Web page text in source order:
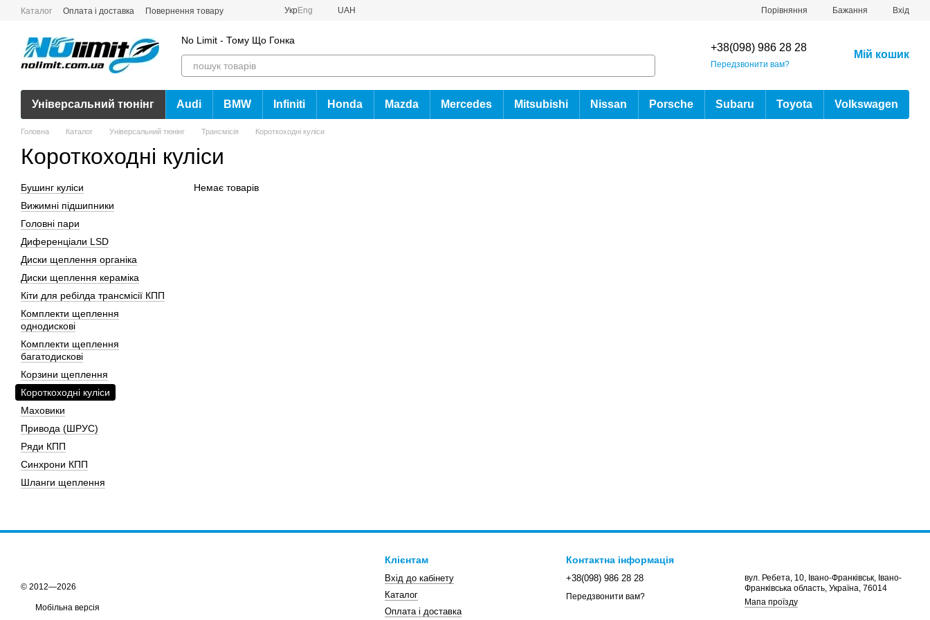
Перейти до основного контенту
Каталог Оплата і доставка Повернення товару УкрEng UAH Порівняння Бажання Вхід
No Limit - Тому Що Гонка
+38(098) 986 28 28
Передзвонити вам?
Мій кошик
Універсальний тюнінг Audi BMW Infiniti Honda Mazda Mercedes Mitsubishi Nissan Porsche Subaru Toyota Volkswagen
Головна Каталог Універсальний тюнінг Трансмісія Короткоходні куліси
Короткоходні куліси
Немає товарів
Бушинг куліси
Вижимні підшипники
Головні пари
Диференціали LSD
Диски щеплення органіка
Диски щеплення кераміка
Кіти для ребілда трансмісії КПП
Комплекти щеплення
однодискові
Комплекти щеплення
багатодискові
Корзини щеплення
Короткоходні куліси
Маховики
Привода (ШРУС)
Ряди КПП
Синхрони КПП
Шланги щеплення
© 2012—2026
Мобільна версія
Клієнтам
Вхід до кабінету
Каталог
Оплата і доставка
Контактна інформація
+38(098) 986 28 28
Передзвонити вам?
вул. Ребета, 10, Івано-Франківськ, Івано-
Франківська область, Україна, 76014
Мапа проїзду